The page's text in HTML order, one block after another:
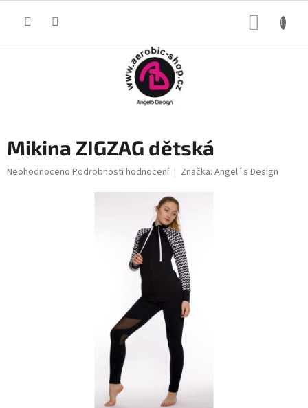
Mikina ZIGZAG dětská
Průměrné
Neohodnoceno Podrobnosti hodnocení Značka: Angel´s Design